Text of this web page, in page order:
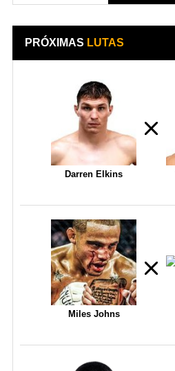
PRÓXIMAS LUTAS
Darren Elkins
Miles Johns